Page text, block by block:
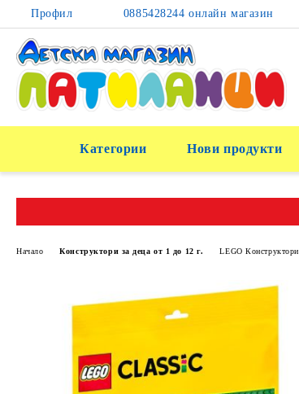
Профил 0885428244 онлайн магазин
Категории Нови продукти
Начало Конструктори за деца от 1 до 12 г. LEGO Конструктори